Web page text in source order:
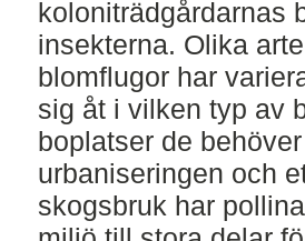
koloniträdgårdarnas
insekterna. Olika
blomflugor har
sig åt i vilken typ av
boplatser de
urbaniseringen och
skogsbruk har